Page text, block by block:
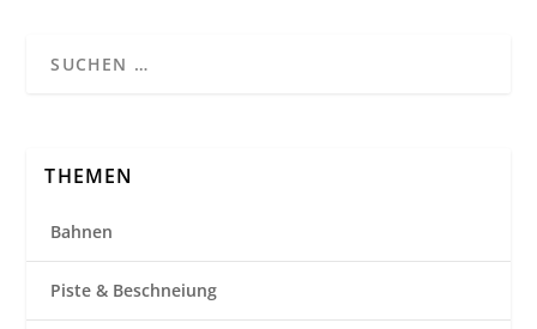
THEMEN
Bahnen
Piste & Beschneiung